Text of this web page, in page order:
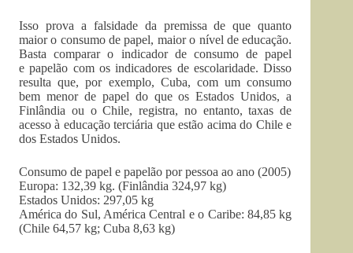
Isso prova a falsidade da premissa de que quanto
maior o consumo de papel, maior o nível de educação.
Basta comparar o indicador de consumo de papel
e papelão com os indicadores de escolaridade. Disso
resulta que, por exemplo, Cuba, com um consumo
bem menor de papel do que os Estados Unidos, a
Finlândia ou o Chile, registra, no entanto, taxas de
acesso à educação terciária que estão acima do Chile e
dos Estados Unidos.
Consumo de papel e papelão por pessoa ao ano (2005)
Europa: 132,39 kg. (Finlândia 324,97 kg)
Estados Unidos: 297,05 kg
América do Sul, América Central e o Caribe: 84,85 kg
(Chile 64,57 kg; Cuba 8,63 kg)